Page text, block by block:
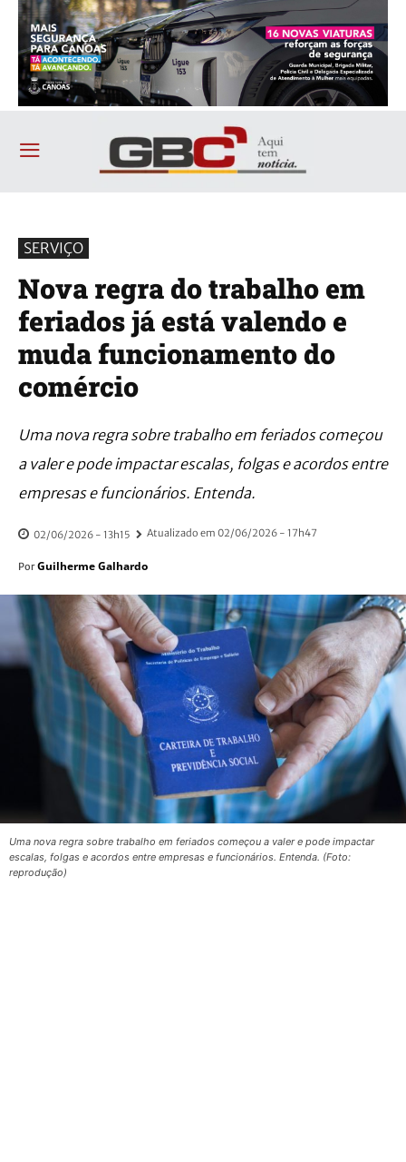
SERVIÇO
Nova regra do trabalho em
feriados já está valendo e
muda funcionamento do
comércio
Uma nova regra sobre trabalho em feriados começou
a valer e pode impactar escalas, folgas e acordos entre
empresas e funcionários. Entenda.
02/06/2026 - 13h15 Atualizado em 02/06/2026 - 17h47
Por Guilherme Galhardo
Uma nova regra sobre trabalho em feriados começou a valer e pode impactar
escalas, folgas e acordos entre empresas e funcionários. Entenda. (Foto:
reprodução)